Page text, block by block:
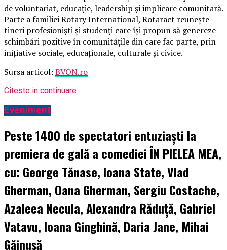
de voluntariat, educație, leadership și implicare comunitară.
Parte a familiei Rotary International, Rotaract reunește
tineri profesioniști și studenți care își propun să genereze
schimbări pozitive în comunitățile din care fac parte, prin
inițiative sociale, educaționale, culturale și civice.
Sursa articol: BVON.ro
Citeste in continuare
Eveniment
Peste 1400 de spectatori entuziaști la
premiera de gală a comediei ÎN PIELEA MEA,
cu: George Tănase, Ioana State, Vlad
Gherman, Oana Gherman, Sergiu Costache,
Azaleea Necula, Alexandra Răduță, Gabriel
Vatavu, Ioana Ginghină, Daria Jane, Mihai
Găinușă